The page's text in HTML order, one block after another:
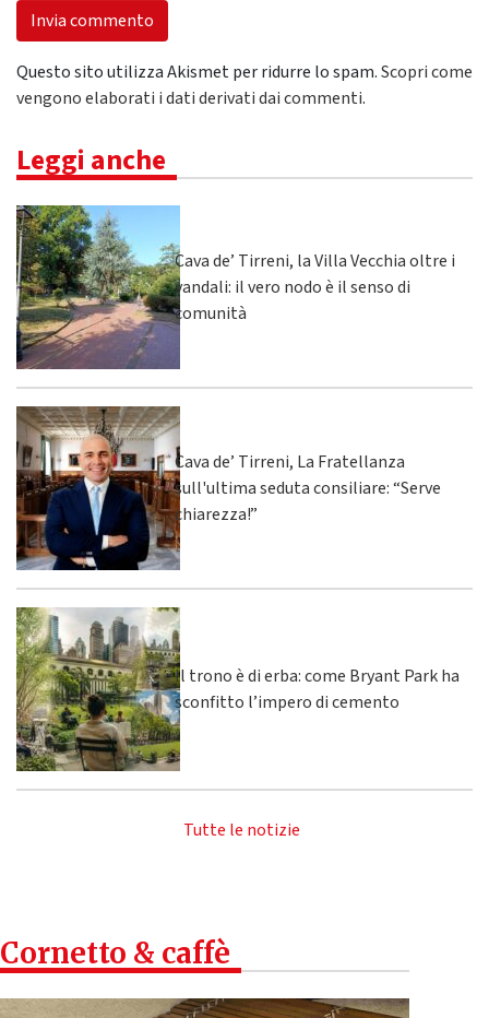
Questo sito utilizza Akismet per ridurre lo spam.Scopri come
vengono elaborati i dati derivati dai commenti.
Leggi anche
Cava de’ Tirreni, la Villa Vecchia oltre i
vandali: il vero nodo è il senso di
comunità
Cava de’ Tirreni, La Fratellanza
sull'ultima seduta consiliare: “Serve
chiarezza!”
Il trono è di erba: come Bryant Park ha
sconfitto l’impero di cemento
Tutte le notizie
Cornetto & caffè